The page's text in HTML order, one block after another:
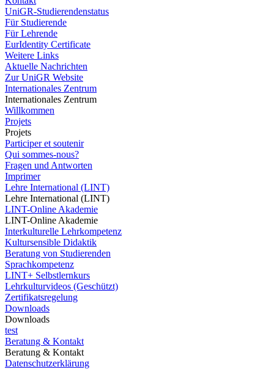
UniGR-Studierendenstatus
Für Studierende
Für Lehrende
EurIdentity Certificate
Weitere Links
Aktuelle Nachrichten
Zur UniGR Website
Internationales Zentrum
Internationales Zentrum
Willkommen
Projets
Projets
Participer et soutenir
Qui sommes-nous?
Fragen und Antworten
Imprimer
Lehre International (LINT)
Lehre International (LINT)
LINT-Online Akademie
LINT-Online Akademie
Interkulturelle Lehrkompetenz
Kultursensible Didaktik
Beratung von Studierenden
Sprachkompetenz
LINT+ Selbstlernkurs
Lehrkulturvideos (Geschützt)
Zertifikatsregelung
Downloads
Downloads
test
Beratung & Kontakt
Beratung & Kontakt
Datenschutzerklärung